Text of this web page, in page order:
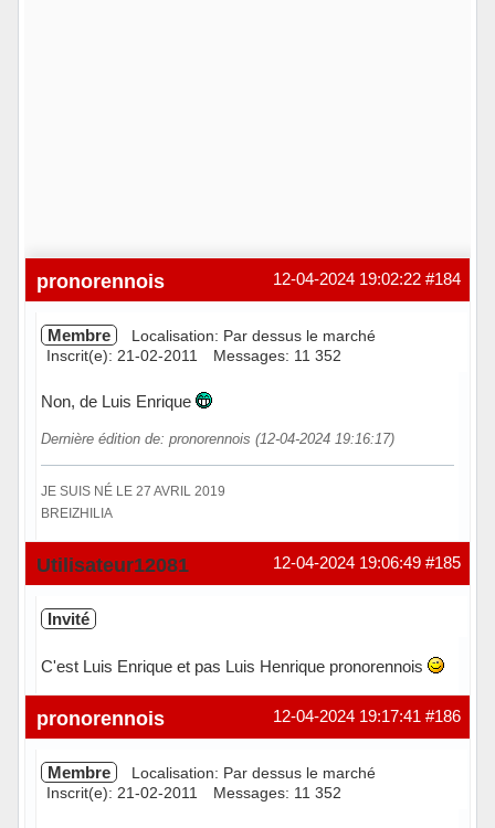
#184
12-04-2024 19:02:22
pronorennois
Membre
Localisation: Par dessus le marché
Inscrit(e): 21-02-2011
Messages: 11 352
Non, de Luis Enrique
Dernière édition de: pronorennois (12-04-2024 19:16:17)
JE SUIS NÉ LE 27 AVRIL 2019
BREIZHILIA
Hors ligne #185
12-04-2024 19:06:49
Utilisateur12081
Invité
C'est Luis Enrique et pas Luis Henrique pronorennois
#186
12-04-2024 19:17:41
pronorennois
Membre
Localisation: Par dessus le marché
Inscrit(e): 21-02-2011
Messages: 11 352